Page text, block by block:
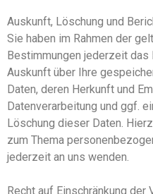
Auskunft, Löschung und
Sie haben im Rahmen der
Bestimmungen jederzeit das
Auskunft über Ihre
Daten, deren Herkunft und
Datenverarbeitung und ggf.
Löschung dieser Daten.
zum Thema
jederzeit an uns wenden.
Recht auf Einschränkung der